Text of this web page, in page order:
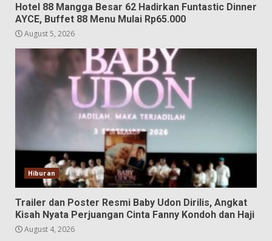
Hotel 88 Mangga Besar 62 Hadirkan Funtastic Dinner
AYCE, Buffet 88 Menu Mulai Rp65.000
August 5, 2026
Hiburan
Trailer dan Poster Resmi Baby Udon Dirilis, Angkat
Kisah Nyata Perjuangan Cinta Fanny Kondoh dan Haji
August 4, 2026